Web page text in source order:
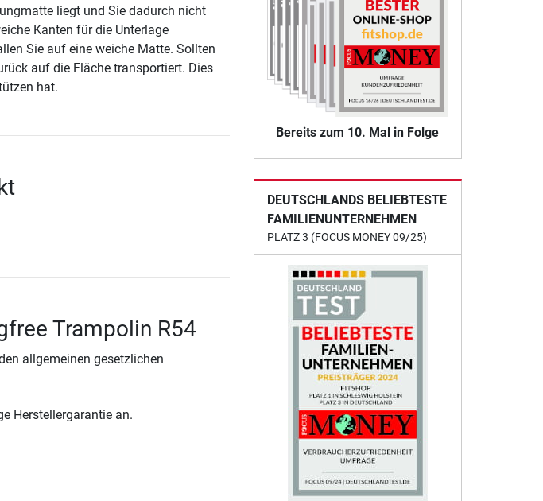
liegt und Sie dadurch nicht
Kanten für die Unterlage
Sie auf eine weiche Matte. Sollten
auf die Fläche transportiert. Dies
hat.
Trampolin R54
allgemeinen gesetzlichen
Herstellergarantie an.
Bereits zum 10. Mal in Folge
DEUTSCHLANDS BELIEBTESTE
FAMILIENUNTERNEHMEN
PLATZ 3 (FOCUS MONEY 09/25)